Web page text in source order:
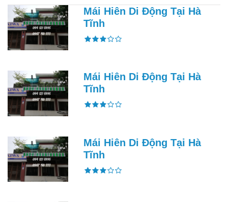
Mái Hiên Di Động Tại Hà
Tĩnh
Mái Hiên Di Động Tại Hà
Tĩnh
Mái Hiên Di Động Tại Hà
Tĩnh